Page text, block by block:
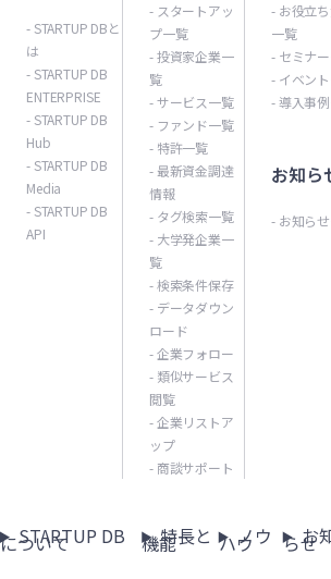
- STARTUP DBと
は
- STARTUP DB
ENTERPRISE
- STARTUP DB
Hub
- STARTUP DB
Media
- STARTUP DB
API
- スタートアッ
プ一覧
- 投資家企業一
覧
- サービス一覧
- ファンド一覧
- 特許一覧
- 最新資金調達
情報
- タグ検索一覧
- 大学発企業一
覧
- 検索条件保存
- データダウン
ロード
- 企業フォロー
- 類似サービス
閲覧
- 企業リストア
ップ
- 商談サポート
- お役立
一覧
- セミナ
- イベン
- 導入事
お知ら
- お知ら
STARTUP DB
について 特長と
機能 ノウ
ハウ お
らせ